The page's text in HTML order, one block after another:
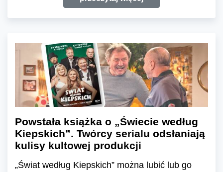
Powstała książka o „Świecie według
Kiepskich”. Twórcy serialu odsłaniają
kulisy kultowej produkcji
„Świat według Kiepskich” można lubić lub go